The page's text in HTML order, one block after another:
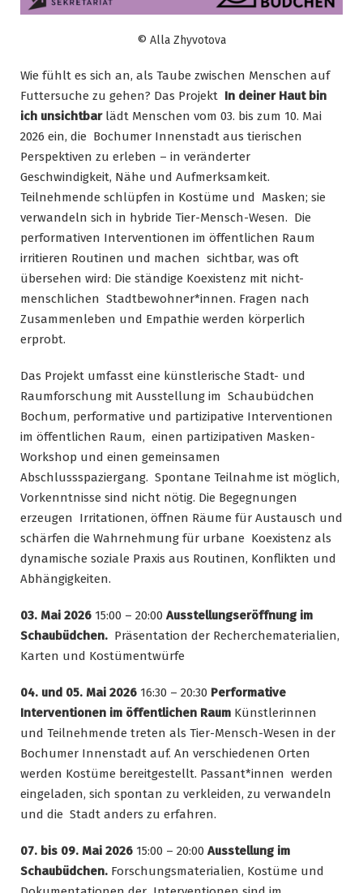
© Alla Zhyvotova
Wie fühlt es sich an, als Taube zwischen Menschen auf
Futtersuche zu gehen? Das Projekt In deiner Haut bin
ich unsichtbarlädt Menschen vom 03. bis zum 10. Mai
2026 ein, die Bochumer Innenstadt aus tierischen
Perspektiven zu erleben – in veränderter
Geschwindigkeit, Nähe und Aufmerksamkeit.
Teilnehmende schlüpfen in Kostüme und Masken; sie
verwandeln sich in hybride Tier-Mensch-Wesen. Die
performativen Interventionen im öffentlichen Raum
irritieren Routinen und machen sichtbar, was oft
übersehen wird: Die ständige Koexistenz mit nicht-
menschlichen Stadtbewohner*innen. Fragen nach
Zusammenleben und Empathie werden körperlich
erprobt.
Das Projekt umfasst eine künstlerische Stadt- und
Raumforschung mit Ausstellung im Schaubüdchen
Bochum, performative und partizipative Interventionen
im öffentlichen Raum, einen partizipativen Masken-
Workshop und einen gemeinsamen
Abschlussspaziergang. Spontane Teilnahme ist möglich,
Vorkenntnisse sind nicht nötig. Die Begegnungen
erzeugen Irritationen, öffnen Räume für Austausch und
schärfen die Wahrnehmung für urbane Koexistenz als
dynamische soziale Praxis aus Routinen, Konflikten und
Abhängigkeiten.
03. Mai 2026 15:00 – 20:00 Ausstellungseröffnung im
Schaubüdchen. Präsentation der Recherchematerialien,
Karten und Kostümentwürfe
04. und 05. Mai 2026 16:30 – 20:30 Performative
Interventionen im öffentlichen Raum Künstlerinnen
und Teilnehmende treten als Tier-Mensch-Wesen in der
Bochumer Innenstadt auf. An verschiedenen Orten
werden Kostüme bereitgestellt. Passant*innen werden
eingeladen, sich spontan zu verkleiden, zu verwandeln
und die Stadt anders zu erfahren.
07. bis 09. Mai 2026 15:00 – 20:00 Ausstellung im
Schaubüdchen. Forschungsmaterialien, Kostüme und